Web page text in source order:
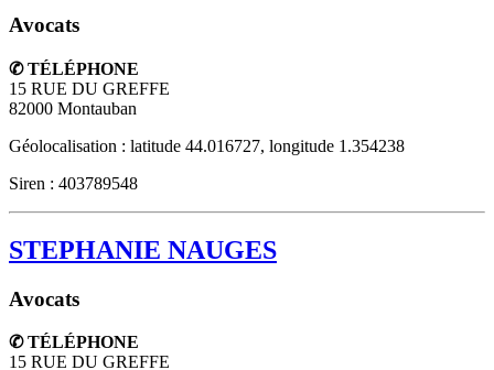
Avocats
✆ TÉLÉPHONE
15 RUE DU GREFFE
82000 Montauban
Géolocalisation : latitude 44.016727, longitude 1.354238
Siren : 403789548
STEPHANIE NAUGES
Avocats
✆ TÉLÉPHONE
15 RUE DU GREFFE